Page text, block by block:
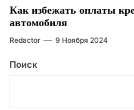
Как избежать оплаты
автомобиля
Redactor 9 Ноября 2024
Поиск